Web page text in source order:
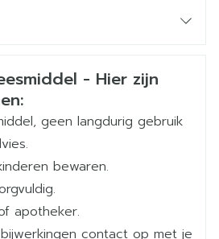
30 mg /dag.
= 13 JAAR
suspensie 1 mg/ml
10 mg /dag.
mm
mm
mm
- Hier zijn
geen langdurig gebruik
bewaren.
apotheker.
contact op met je